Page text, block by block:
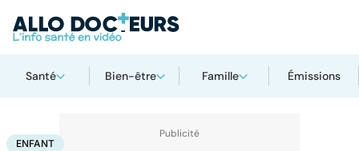
Santé Bien-être Famille Émissions
AccueilFamille
ENFANT